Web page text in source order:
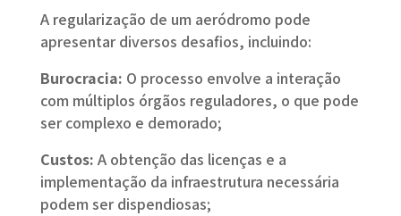
A regularização de um aeródromo pode
apresentar diversos desafios, incluindo:
Burocracia: O processo envolve a interação
com múltiplos órgãos reguladores, o que pode
ser complexo e demorado;
Custos: A obtenção das licenças e a
implementação da infraestrutura necessária
podem ser dispendiosas;